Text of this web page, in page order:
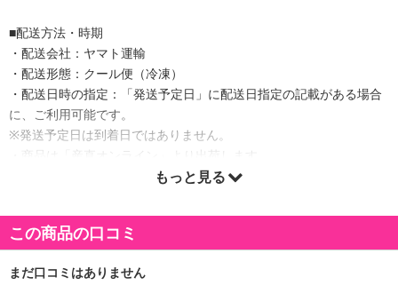
■配送方法・時期
・配送会社：ヤマト運輸
・配送形態：クール便（冷凍）
・配送日時の指定：「発送予定日」に配送日指定の記載がある場合
に、ご利用可能です。
※発送予定日は到着日ではありません。
・商品は「産直オンライン」より出荷します。
商品詳細
焼き上げました。香りとコクのある「一愼特製」の蒲焼のたれは鰻
もっと見る
この商品の口コミ